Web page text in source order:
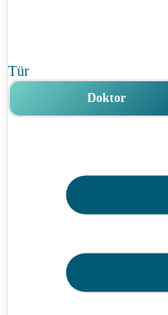
Tür
Doktor